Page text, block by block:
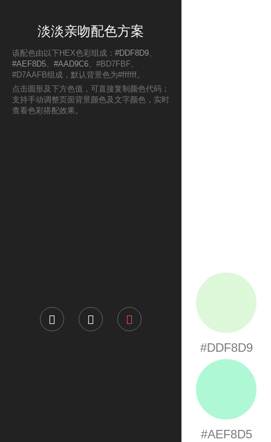
淡淡亲吻配色方案
该配色由以下HEX色彩组成： #DDF8D9、
#AEF8D5、 #AAD9C6、#BD7FBF、
#D7AAFB组成，默认背景色为#ffffff。
点击圆形及下方色值，可直接复制颜色代码；
支持手动调整页面背景颜色及文字颜色，实时
查看色彩搭配效果。
#DDF8D9
#AEF8D5